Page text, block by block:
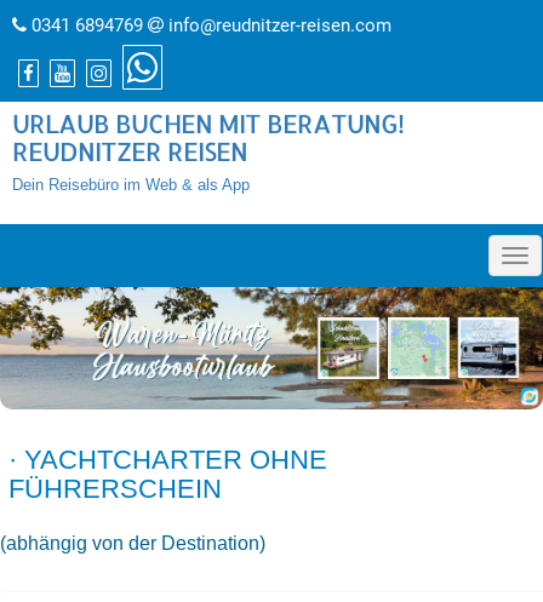
0341 6894769 info@reudnitzer-reisen.com
URLAUB BUCHEN MIT BERATUNG!
REUDNITZER REISEN
Dein Reisebüro im Web & als App
»
· YACHTCHARTER OHNE
FÜHRERSCHEIN
(abhängig von der Destination)